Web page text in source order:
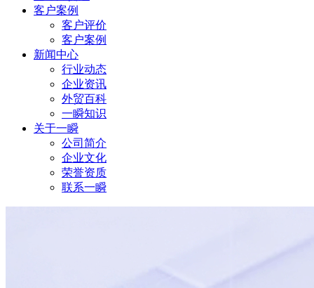
客户案例
客户评价
客户案例
新闻中心
行业动态
企业资讯
外贸百科
一瞬知识
关于一瞬
公司简介
企业文化
荣誉资质
联系一瞬